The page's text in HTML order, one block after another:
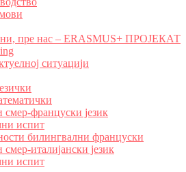
пре нас – ERASMUS+ ПРОЈЕКАТ
ситуацији
француски језик
испит
билингвални француски
италијански језик
испит